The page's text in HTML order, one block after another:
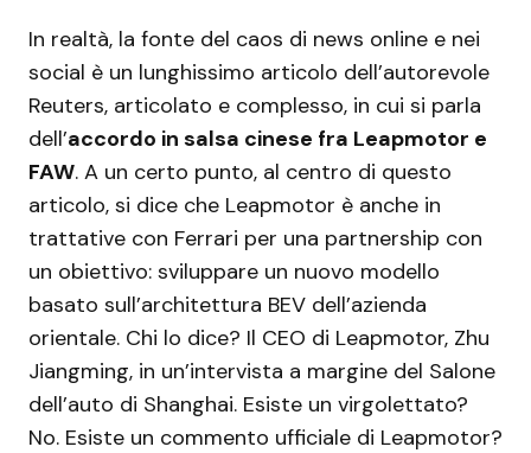
In realtà, la fonte del caos di news online e nei
social è un lunghissimo articolo dell’autorevole
Reuters, articolato e complesso, in cui si parla
dell’accordo in salsa cinese fra Leapmotor e
FAW. A un certo punto, al centro di questo
articolo, si dice che Leapmotor è anche in
trattative con Ferrari per una partnership con
un obiettivo: sviluppare un nuovo modello
basato sull’architettura BEV dell’azienda
orientale. Chi lo dice? Il CEO di Leapmotor, Zhu
Jiangming, in un’intervista a margine del Salone
dell’auto di Shanghai. Esiste un virgolettato?
No. Esiste un commento ufficiale di Leapmotor?